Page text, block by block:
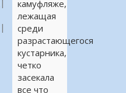
камуфляже,
лежащая
среди
разрастающегося
кустарника,
четко
засекала
все что
|
|